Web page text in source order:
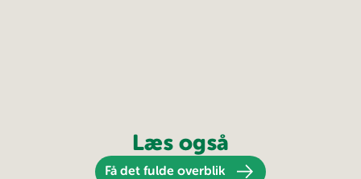
Læs også
Få det fulde overblik